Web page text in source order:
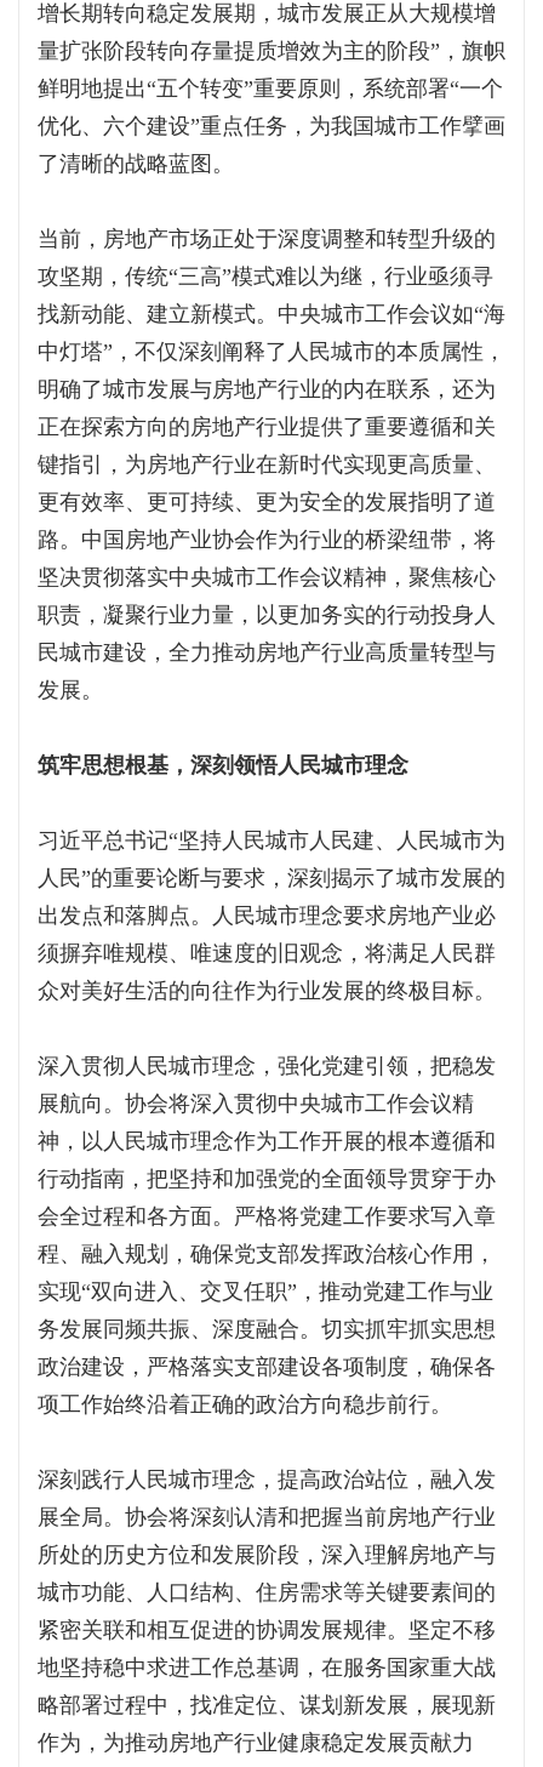
增长期转向稳定发展期，城市发展正从大规模增
量扩张阶段转向存量提质增效为主的阶段”，旗帜
鲜明地提出“五个转变”重要原则，系统部署“一个
优化、六个建设”重点任务，为我国城市工作擘画
了清晰的战略蓝图。
当前，房地产市场正处于深度调整和转型升级的
攻坚期，传统“三高”模式难以为继，行业亟须寻
找新动能、建立新模式。中央城市工作会议如“海
中灯塔”，不仅深刻阐释了人民城市的本质属性，
明确了城市发展与房地产行业的内在联系，还为
正在探索方向的房地产行业提供了重要遵循和关
键指引，为房地产行业在新时代实现更高质量、
更有效率、更可持续、更为安全的发展指明了道
路。中国房地产业协会作为行业的桥梁纽带，将
坚决贯彻落实中央城市工作会议精神，聚焦核心
职责，凝聚行业力量，以更加务实的行动投身人
民城市建设，全力推动房地产行业高质量转型与
发展。
筑牢思想根基，深刻领悟人民城市理念
习近平总书记“坚持人民城市人民建、人民城市为
人民”的重要论断与要求，深刻揭示了城市发展的
出发点和落脚点。人民城市理念要求房地产业必
须摒弃唯规模、唯速度的旧观念，将满足人民群
众对美好生活的向往作为行业发展的终极目标。
深入贯彻人民城市理念，强化党建引领，把稳发
展航向。协会将深入贯彻中央城市工作会议精
神，以人民城市理念作为工作开展的根本遵循和
行动指南，把坚持和加强党的全面领导贯穿于办
会全过程和各方面。严格将党建工作要求写入章
程、融入规划，确保党支部发挥政治核心作用，
实现“双向进入、交叉任职”，推动党建工作与业
务发展同频共振、深度融合。切实抓牢抓实思想
政治建设，严格落实支部建设各项制度，确保各
项工作始终沿着正确的政治方向稳步前行。
深刻践行人民城市理念，提高政治站位，融入发
展全局。协会将深刻认清和把握当前房地产行业
所处的历史方位和发展阶段，深入理解房地产与
城市功能、人口结构、住房需求等关键要素间的
紧密关联和相互促进的协调发展规律。坚定不移
地坚持稳中求进工作总基调，在服务国家重大战
略部署过程中，找准定位、谋划新发展，展现新
作为，为推动房地产行业健康稳定发展贡献力